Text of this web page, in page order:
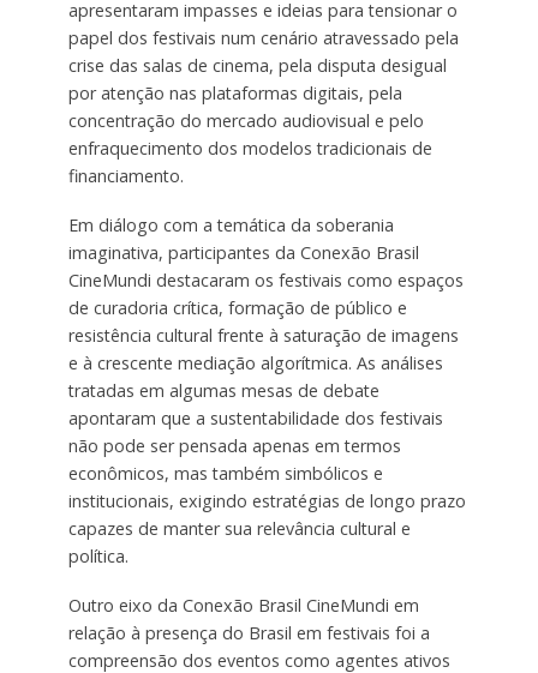
apresentaram impasses e ideias para tensionar o
papel dos festivais num cenário atravessado pela
crise das salas de cinema, pela disputa desigual
por atenção nas plataformas digitais, pela
concentração do mercado audiovisual e pelo
enfraquecimento dos modelos tradicionais de
financiamento.
Em diálogo com a temática da soberania
imaginativa, participantes da Conexão Brasil
CineMundi destacaram os festivais como espaços
de curadoria crítica, formação de público e
resistência cultural frente à saturação de imagens
e à crescente mediação algorítmica. As análises
tratadas em algumas mesas de debate
apontaram que a sustentabilidade dos festivais
não pode ser pensada apenas em termos
econômicos, mas também simbólicos e
institucionais, exigindo estratégias de longo prazo
capazes de manter sua relevância cultural e
política.
Outro eixo da Conexão Brasil CineMundi em
relação à presença do Brasil em festivais foi a
compreensão dos eventos como agentes ativos